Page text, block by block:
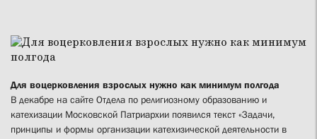
Для воцерковления взрослых нужно как минимум полгода
В декабре на сайте Отдела по религиозному образованию и
катехизации Московской Патриархии появился текст «Задачи,
принципы и формы организации катехизической деятельности в